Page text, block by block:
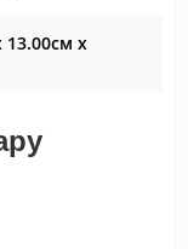
13.00см x